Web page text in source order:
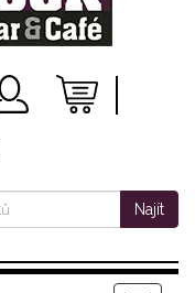
Najít